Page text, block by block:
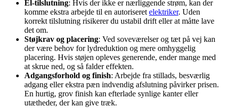
El-tilslutning: Hvis der ikke er nærliggende strøm, kan der
komme ekstra arbejde til en autoriseret elektriker. Uden
korrekt tilslutning risikerer du ustabil drift eller at måtte lave
det om.
Støjkrav og placering: Ved soveværelser og tæt på vej kan
der være behov for lydreduktion og mere omhyggelig
placering. Hvis støjen opleves generende, ender mange med
at skrue ned, og så falder effekten.
Adgangsforhold og finish: Arbejde fra stillads, besværlig
adgang eller ekstra pæn indvendig afslutning påvirker prisen.
En hurtig, grov finish kan efterlade synlige kanter eller
utætheder, der kan give træk.